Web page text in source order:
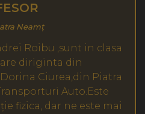
Neamț
Roibu ,sunt in clasa
diriginta din
Ciurea,din Piatra
Auto.Este
fizica, dar ne este mai